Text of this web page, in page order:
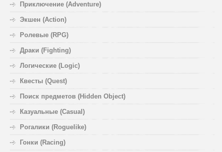
Приключение (Adventure)
Экшен (Action)
Ролевые (RPG)
Драки (Fighting)
Логические (Logic)
Квесты (Quest)
Поиск предметов (Hidden Object)
Казуальные (Casual)
Рогалики (Roguelike)
Гонки (Racing)